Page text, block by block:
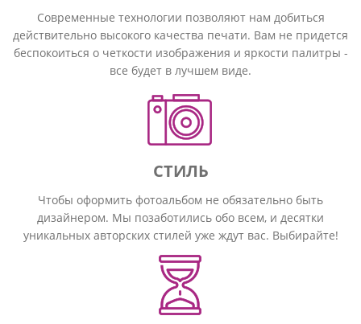
Современные технологии позволяют нам добиться
действительно высокого качества печати. Вам не придется
беспокоиться о четкости изображения и яркости палитры -
все будет в лучшем виде.
СТИЛЬ
Чтобы оформить фотоальбом не обязательно быть
дизайнером. Мы позаботились обо всем, и десятки
уникальных авторских стилей уже ждут вас. Выбирайте!